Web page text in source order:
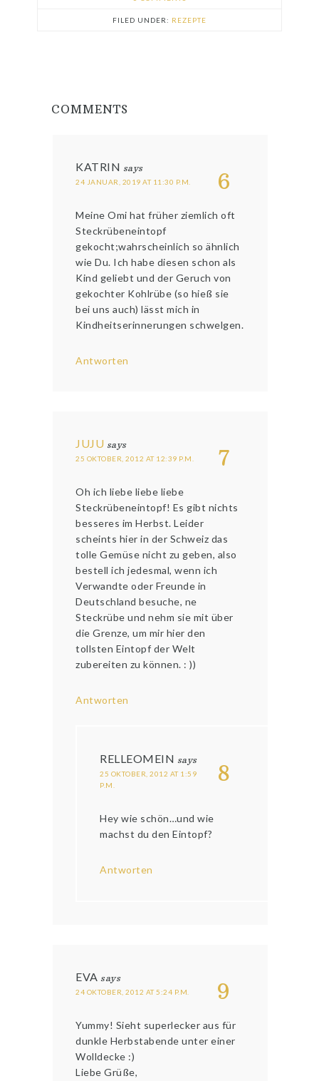
FILED UNDER: REZEPTE
COMMENTS
6
KATRIN says
24 JANUAR, 2019 AT 11:30 P.M.
Meine Omi hat früher ziemlich oft
Steckrübeneintopf
gekocht;wahrscheinlich so ähnlich
wie Du. Ich habe diesen schon als
Kind geliebt und der Geruch von
gekochter Kohlrübe (so hieß sie
bei uns auch) lässt mich in
Kindheitserinnerungen schwelgen.
Antworten
7
JUJU says
25 OKTOBER, 2012 AT 12:39 P.M.
Oh ich liebe liebe liebe
Steckrübeneintopf! Es gibt nichts
besseres im Herbst. Leider
scheints hier in der Schweiz das
tolle Gemüse nicht zu geben, also
bestell ich jedesmal, wenn ich
Verwandte oder Freunde in
Deutschland besuche, ne
Steckrübe und nehm sie mit über
die Grenze, um mir hier den
tollsten Eintopf der Welt
zubereiten zu können. : ))
Antworten
8
RELLEOMEIN says
25 OKTOBER, 2012 AT 1:59
P.M.
Hey wie schön…und wie
machst du den Eintopf?
Antworten
9
EVA says
24 OKTOBER, 2012 AT 5:24 P.M.
Yummy! Sieht superlecker aus für
dunkle Herbstabende unter einer
Wolldecke :)
Liebe Grüße,